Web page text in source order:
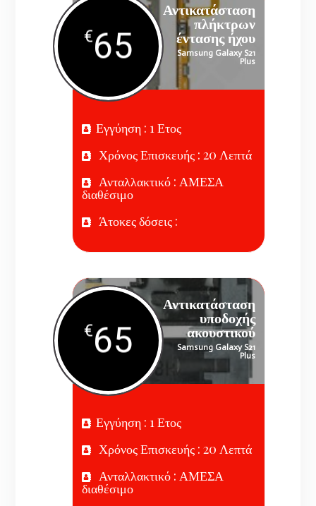
Αντικατάσταση
πλήκτρων
έντασης ήχου
Samsung Galaxy S21
Plus
€65
Εγγύηση : 1 Ετος
Χρόνος Επισκευής : 20 Λεπτά
Ανταλλακτικό : ΑΜΕΣΑ
διαθέσιμο
Άτοκες δόσεις :
Αντικατάσταση
υποδοχής
ακουστικού
Samsung Galaxy S21
Plus
€65
Εγγύηση : 1 Ετος
Χρόνος Επισκευής : 20 Λεπτά
Ανταλλακτικό : ΑΜΕΣΑ
διαθέσιμο